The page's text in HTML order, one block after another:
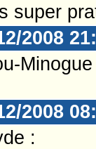
super
2008
2008
: